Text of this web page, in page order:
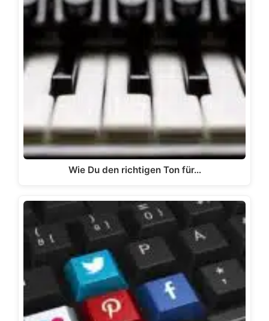
Wie Du den richtigen Ton für…